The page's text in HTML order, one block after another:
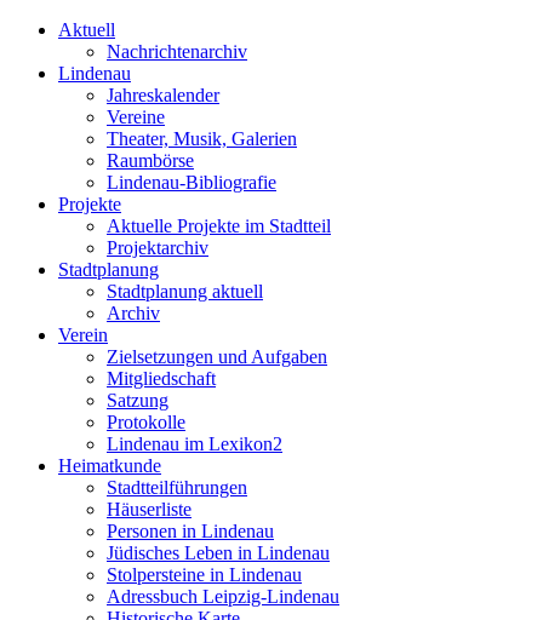
Aktuell
Nachrichtenarchiv
Lindenau
Jahreskalender
Vereine
Theater, Musik, Galerien
Raumbörse
Lindenau-Bibliografie
Projekte
Aktuelle Projekte im Stadtteil
Projektarchiv
Stadtplanung
Stadtplanung aktuell
Archiv
Verein
Zielsetzungen und Aufgaben
Mitgliedschaft
Satzung
Protokolle
Lindenau im Lexikon2
Heimatkunde
Stadtteilführungen
Häuserliste
Personen in Lindenau
Jüdisches Leben in Lindenau
Stolpersteine in Lindenau
Adressbuch Leipzig-Lindenau